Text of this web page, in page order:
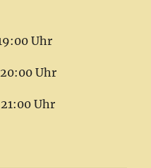
Uhr
Uhr
Uhr